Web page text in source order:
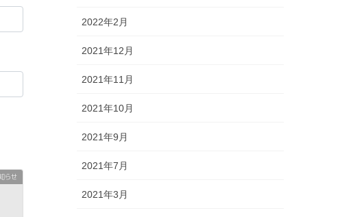
らせ
2022年2月
2021年12月
2021年11月
2021年10月
2021年9月
2021年7月
2021年3月